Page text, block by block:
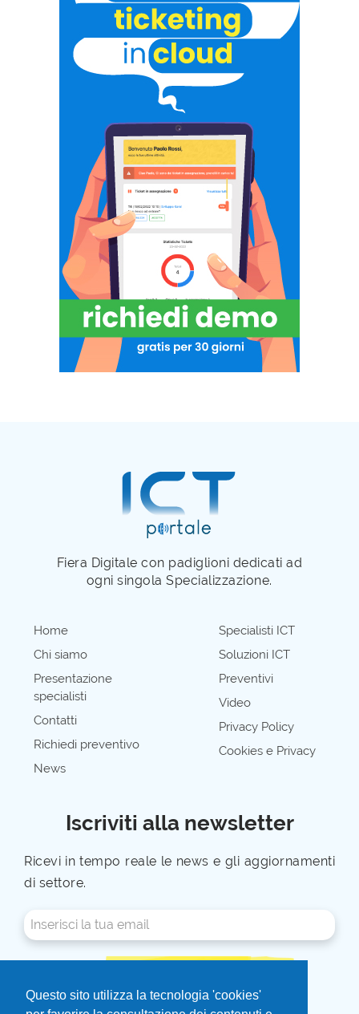
Questo sito utilizza la tecnologia 'cookies'
Fiera Digitale con padiglioni dedicati ad
ogni singola Specializzazione.
Home
Chi siamo
Presentazione
specialisti
Contatti
Richiedi preventivo
News
Specialisti ICT
Soluzioni ICT
Preventivi
Video
Privacy Policy
Cookies e Privacy
Iscriviti alla newsletter
Ricevi in tempo reale le news e gli aggiornamenti
di settore.